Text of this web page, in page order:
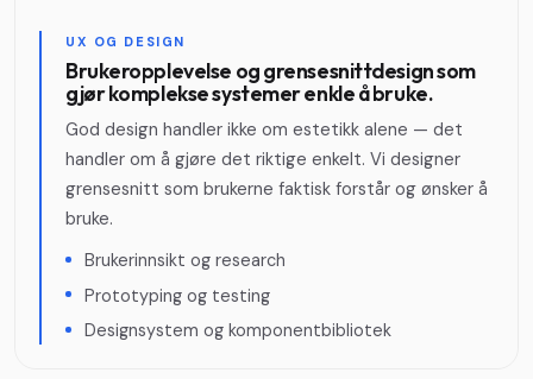
UX OG DESIGN
Brukeropplevelse og grensesnittdesign som
gjør komplekse systemer enkle å bruke.
God design handler ikke om estetikk alene — det
handler om å gjøre det riktige enkelt. Vi designer
grensesnitt som brukerne faktisk forstår og ønsker å
bruke.
Brukerinnsikt og research
Prototyping og testing
Designsystem og komponentbibliotek